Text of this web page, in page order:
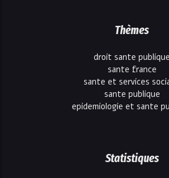
Thèmes
droit sante publique
sante france
sante et services
sante publique
epidemiologie et sante
Statistiques